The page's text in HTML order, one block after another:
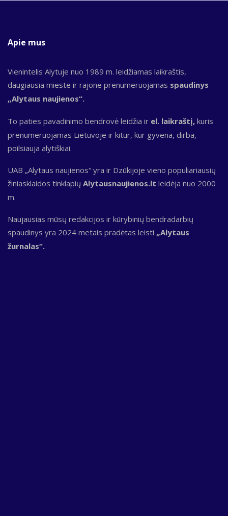
Apie mus
Vienintelis Alytuje nuo 1989 m. leidžiamas laikraštis,
daugiausia mieste ir rajone prenumeruojamas spaudinys
„Alytaus naujienos“.
To paties pavadinimo bendrovė leidžia ir el. laikraštį, kuris
prenumeruojamas Lietuvoje ir kitur, kur gyvena, dirba,
poilsiauja alytiškiai.
UAB „Alytaus naujienos“ yra ir Dzūkijoje vieno populiariausių
žiniasklaidos tinklapių Alytausnaujienos.lt leidėja nuo 2000
m.
Naujausias mūsų redakcijos ir kūrybinių bendradarbių
spaudinys yra 2024 metais pradėtas leisti „Alytaus
žurnalas“.